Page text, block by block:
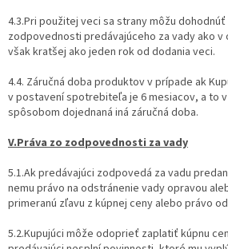
4.3.Pri použitej veci sa strany môžu
zodpovednosti predávajúceho za vady ako v
však kratšej ako jeden rok od dodania veci.
4.4. Záručná doba produktov v prípade ak
v postavení spotrebiteľa je 6 mesiacov, a to
spôsobom dojednaná iná záručná doba.
V.Práva zo zodpovednosti za vady
5.1.Ak predávajúci zodpovedá za vadu
nemu právo na odstránenie vady opravou
primeranú zľavu z kúpnej ceny alebo právo
5.2.Kupujúci môže odoprieť zaplatiť kúpnu